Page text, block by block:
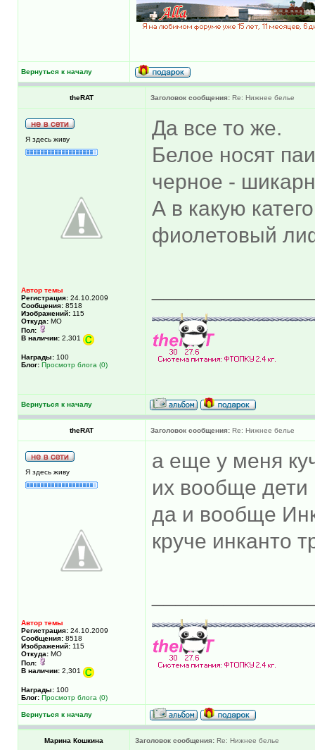
Вернуться к началу
theRAT Заголовок сообщения: Re: Нижнее белье
Я здесь живу
Автор темы
Регистрация: 24.10.2009
Сообщения: 8518
Изображений: 115
Откуда: МО
Пол:
В наличии: 2,301
Награды: 100
Блог: Просмотр блога (0)
Да все то же.
Белое носят
черное -
А в какую
фиолетовый
Вернуться к началу
theRAT Заголовок сообщения: Re: Нижнее белье
Я здесь живу
Автор темы
Регистрация: 24.10.2009
Сообщения: 8518
Изображений: 115
Откуда: МО
Пол:
В наличии: 2,301
Награды: 100
Блог: Просмотр блога (0)
а еще у меня
их вообще дети
да и вообще
круче инканто
Вернуться к началу
Марина Кошкина Заголовок сообщения: Re: Нижнее белье